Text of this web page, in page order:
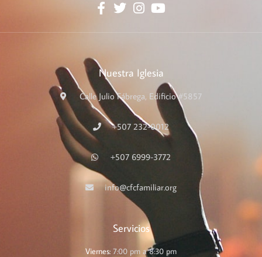
Nuestra Iglesia
Calle Julio Fábrega, Edificio #5857
+507 232-0012
+507 6999-3772
info@cfcfamiliar.org
Servicios
Viernes: 7:00 pm a 8:30 pm